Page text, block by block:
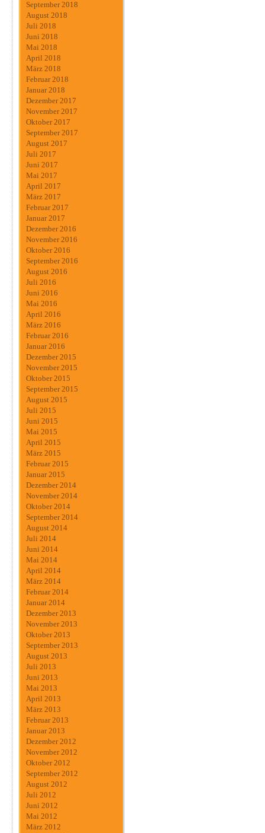
September 2018
August 2018
Juli 2018
Juni 2018
Mai 2018
April 2018
März 2018
Februar 2018
Januar 2018
Dezember 2017
November 2017
Oktober 2017
September 2017
August 2017
Juli 2017
Juni 2017
Mai 2017
April 2017
März 2017
Februar 2017
Januar 2017
Dezember 2016
November 2016
Oktober 2016
September 2016
August 2016
Juli 2016
Juni 2016
Mai 2016
April 2016
März 2016
Februar 2016
Januar 2016
Dezember 2015
November 2015
Oktober 2015
September 2015
August 2015
Juli 2015
Juni 2015
Mai 2015
April 2015
März 2015
Februar 2015
Januar 2015
Dezember 2014
November 2014
Oktober 2014
September 2014
August 2014
Juli 2014
Juni 2014
Mai 2014
April 2014
März 2014
Februar 2014
Januar 2014
Dezember 2013
November 2013
Oktober 2013
September 2013
August 2013
Juli 2013
Juni 2013
Mai 2013
April 2013
März 2013
Februar 2013
Januar 2013
Dezember 2012
November 2012
Oktober 2012
September 2012
August 2012
Juli 2012
Juni 2012
Mai 2012
März 2012